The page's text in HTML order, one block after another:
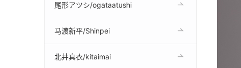
尾形アツシ/ogataatushi
马渡新平/Shinpei
北井真衣/kitaimai